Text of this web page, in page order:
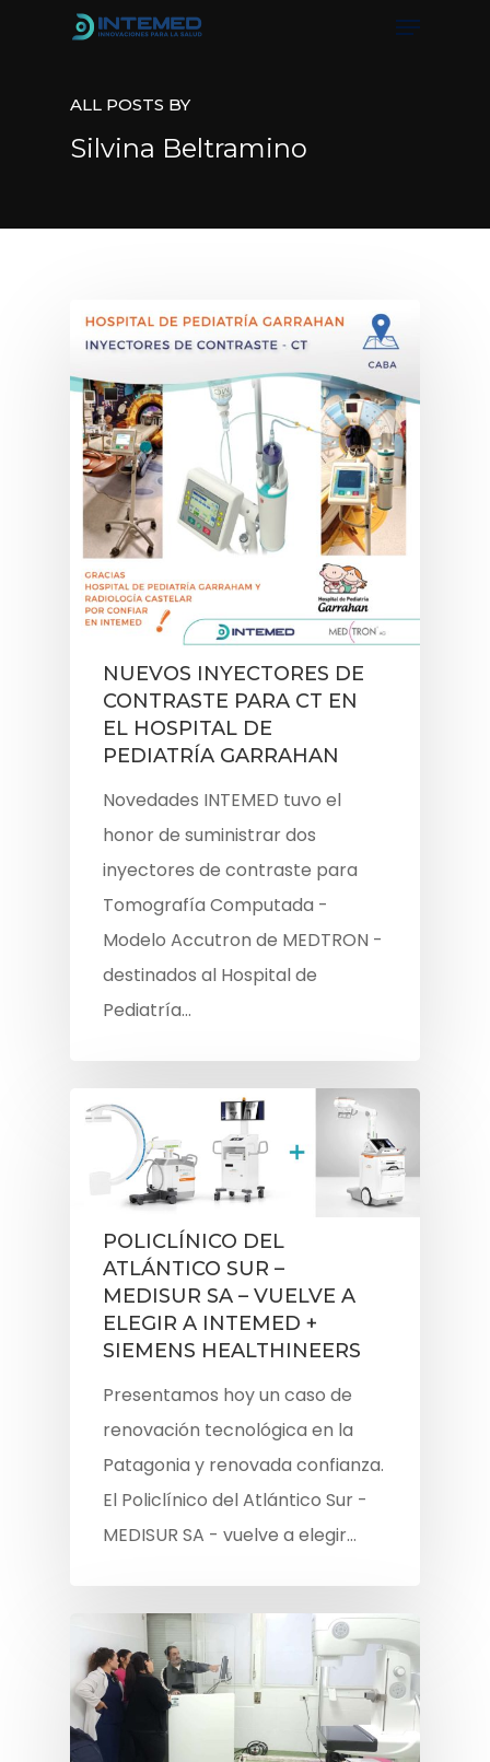
ALL POSTS BY
Silvina Beltramino
NUEVOS INYECTORES DE
CONTRASTE PARA CT EN
EL HOSPITAL DE
PEDIATRÍA GARRAHAN
Novedades INTEMED tuvo el
honor de suministrar dos
inyectores de contraste para
Tomografía Computada -
Modelo Accutron de MEDTRON -
destinados al Hospital de
Pediatría…
POLICLÍNICO DEL
ATLÁNTICO SUR –
MEDISUR SA – VUELVE A
ELEGIR A INTEMED +
SIEMENS HEALTHINEERS
Presentamos hoy un caso de
renovación tecnológica en la
Patagonia y renovada confianza.
El Policlínico del Atlántico Sur -
MEDISUR SA - vuelve a elegir…